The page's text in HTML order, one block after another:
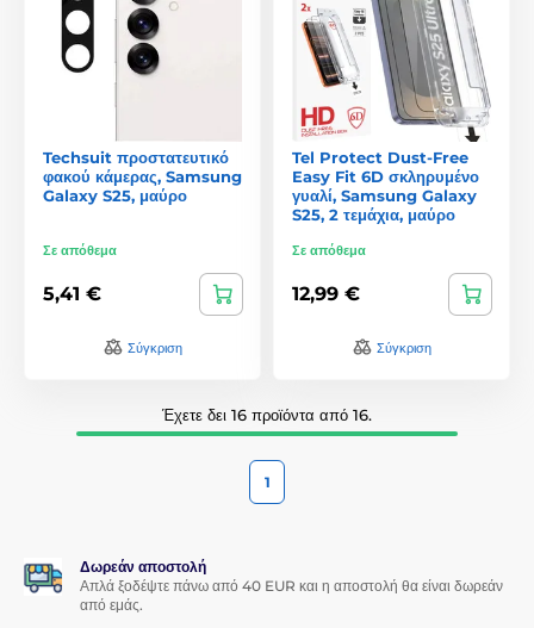
Techsuit προστατευτικό
φακού κάμερας, Samsung
Galaxy S25, μαύρο
Σε απόθεμα
5,41 €
Σύγκριση
Tel Protect Dust-Free
Easy Fit 6D σκληρυμένο
γυαλί, Samsung Galaxy
S25, 2 τεμάχια, μαύρο
Σε απόθεμα
12,99 €
Σύγκριση
Έχετε δει 16 προϊόντα από 16.
1
Δωρεάν αποστολή
Απλά ξοδέψτε πάνω από 40 EUR και η αποστολή θα είναι δωρεάν
από εμάς.